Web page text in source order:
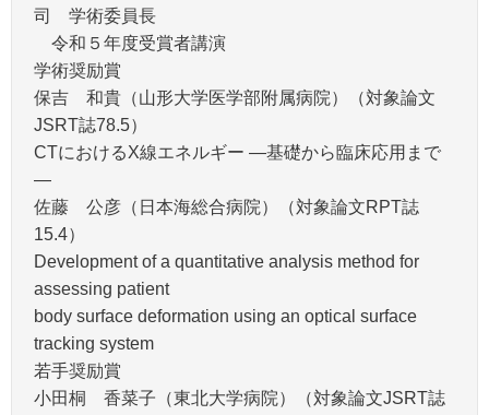
司 学術委員長
令和５年度受賞者講演
学術奨励賞
保吉 和貴（山形大学医学部附属病院）（対象論文
JSRT誌78.5）
CTにおけるX線エネルギー —基礎から臨床応用まで
—
佐藤 公彦（日本海総合病院）（対象論文RPT誌
15.4）
Development of a quantitative analysis method for
assessing patient
body surface deformation using an optical surface
tracking system
若手奨励賞
小田桐 香菜子（東北大学病院）（対象論文JSRT誌